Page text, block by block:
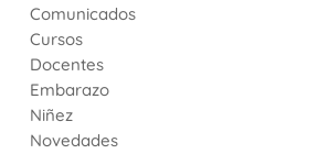
Comunicados
Cursos
Docentes
Embarazo
Niñez
Novedades